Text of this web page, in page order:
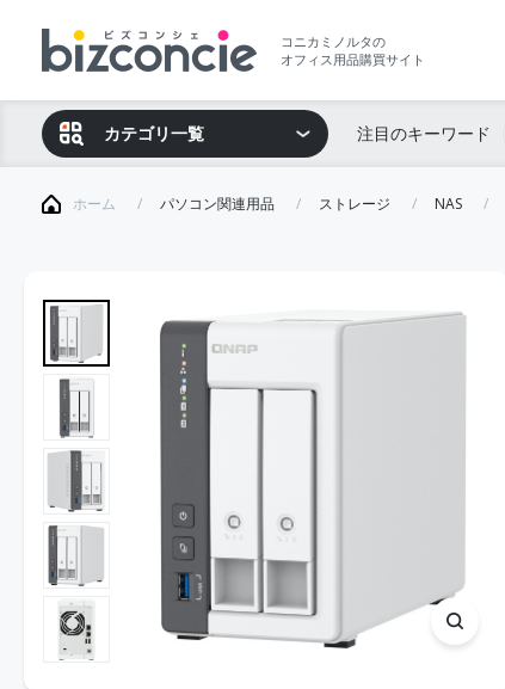
コニカミノルタの
オフィス用品購買サイト
カテゴリ一覧 注目のキーワード
ホーム パソコン関連用品 ストレージ NAS